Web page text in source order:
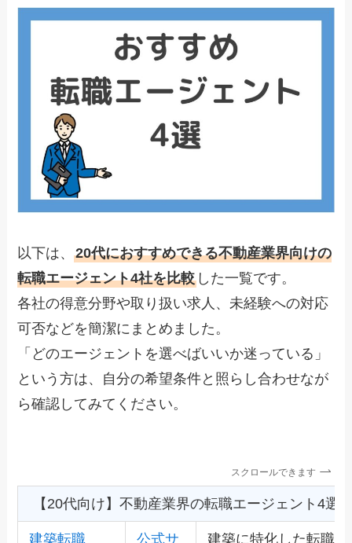
以下は、20代におすすめできる不動産業界向けの
転職エージェント4社を比較 した一覧です。
各社の得意分野や取り扱い求人、未経験への対応
可否などを簡潔にまとめました。
「どのエージェントを選べばいいか迷っている」
という方は、自分の希望条件と照らし合わせなが
ら確認してみてください。
スクロールできます
【20代向け】不動産業界の転職エージェント4選
建築転職
公式サ
建築に特化した転職